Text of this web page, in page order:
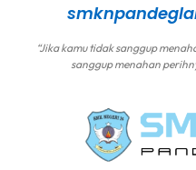
“Jika kamu tidak sanggup
sanggup menahan